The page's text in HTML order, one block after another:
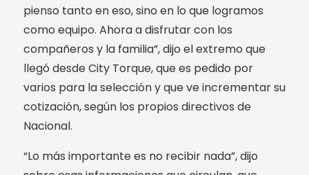
pienso tanto en eso, sino en lo que logramos
como equipo. Ahora a disfrutar con los
compañeros y la familia”, dijo el extremo que
llegó desde City Torque, que es pedido por
varios para la selección y que ve incrementar su
cotización, según los propios directivos de
Nacional.
“Lo más importante es no recibir nada”, dijo